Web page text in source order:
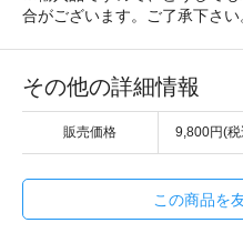
合がございます。ご了承下さい
その他の詳細情報
販売価格 9,800円(税
この商品を